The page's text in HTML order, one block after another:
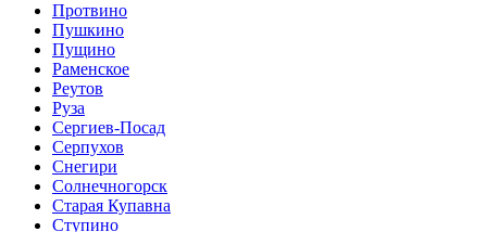
Протвино
Пушкино
Пущино
Раменское
Реутов
Руза
Сергиев-Посад
Серпухов
Снегири
Солнечногорск
Старая Купавна
Ступино